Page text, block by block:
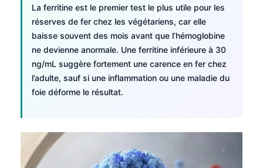
La ferritine est le premier test le plus utile pour les
réserves de fer chez les végétariens, car elle
baisse souvent des mois avant que l’hémoglobine
ne devienne anormale. Une ferritine inférieure à 30
ng/mL suggère fortement une carence en fer chez
l’adulte, sauf si une inflammation ou une maladie du
foie déforme le résultat.